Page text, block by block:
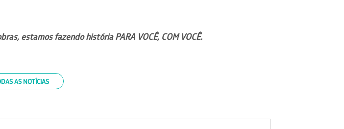
estamos fazendo história PARA VOCÊ, COM VOCÊ.
AS NOTÍCIAS